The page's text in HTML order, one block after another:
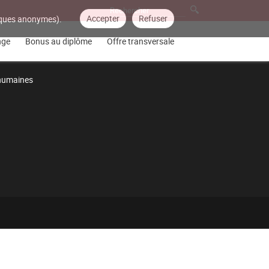
anonymes). Accepter Refuser
Bonus au diplôme Offre transversale